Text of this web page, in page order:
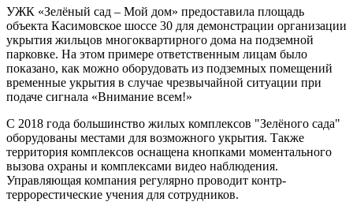
УЖК «Зелёный сад – Мой дом» предоставила площадь
объекта Касимовское шоссе 30 для демонстрации организации
укрытия жильцов многоквартирного дома на подземной
парковке. На этом примере ответственным лицам было
показано, как можно оборудовать из подземных помещений
временные укрытия в случае чрезвычайной ситуации при
подаче сигнала «Внимание всем!»
С 2018 года большинство жилых комплексов "Зелёного сада"
оборудованы местами для возможного укрытия. Также
территория комплексов оснащена кнопками моментального
вызова охраны и комплексами видео наблюдения.
Управляющая компания регулярно проводит контр-
террорестические учения для сотрудников.